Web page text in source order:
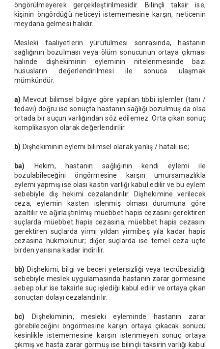
öngörülmeyerek gerçekleştirilmesidir. Bilinçli taksir ise,
kişinin öngördüğü neticeyi istememesine karşın, neticenin
meydana gelmesi halidir.
Mesleki faaliyetlerin yürütülmesi sonrasında, hastanın
sağlığının bozulması veya ölüm sonucunun ortaya çıkması
halinde dişhekiminin eyleminin nitelenmesinde bazı
hususların değerlendirilmesi ile sonuca ulaşmak
mümkündür.
a) Mevcut bilimsel bilgiye göre yapılan tıbbi işlemler (tanı /
tedavi) doğru ise sonuçta hastanın sağlığı bozulmuş da olsa
ortada bir suçun varlığından söz edilemez. Orta çıkan sonuç
komplikasyon olarak değerlendirilir.
b) Dişhekiminin eylemi bilimsel olarak yanlış / hatalı ise;
ba) Hekim, hastanın sağlığının kendi eylemi ile
bozulabileceğini öngörmesine karşın umursamazlıkla
eylemi yapmış ise olası kastın varlığı kabul edilir ve bu eylem
sebebiyle diş hekimi cezalandırılır. Dişhekimine verilecek
ceza, eylemin kasten işlenmiş olması durumuna göre
azaltılır ve ağırlaştırılmış müebbet hapis cezasını gerektiren
suçlarda müebbet hapis cezasına, müebbet hapis cezasını
gerektiren suçlarda yirmi yıldan yirmibeş yıla kadar hapis
cezasına hükmolunur; diğer suçlarda ise temel ceza üçte
birden yarısına kadar indirilir.
bb) Dişhekimi, bilgi ve beceri yetersizliği veya tecrübesizliği
sebebiyle meslek uygulamasında hastanın zarar görmesine
sebep olur ise taksirle suç işlediği kabul edilir ve ortaya çıkan
sonuçtan dolayı cezalandırılır.
bc) Dişhekiminin, mesleki eyleminde hastanın zarar
görebileceğini öngörmesine karşın ortaya çıkacak sonucu
kesinlikle istememesine karşın istenmeyen sonuç ortaya
çıkmış ve hasta zarar görmüş ise bilinçli taksirin varlığı kabul